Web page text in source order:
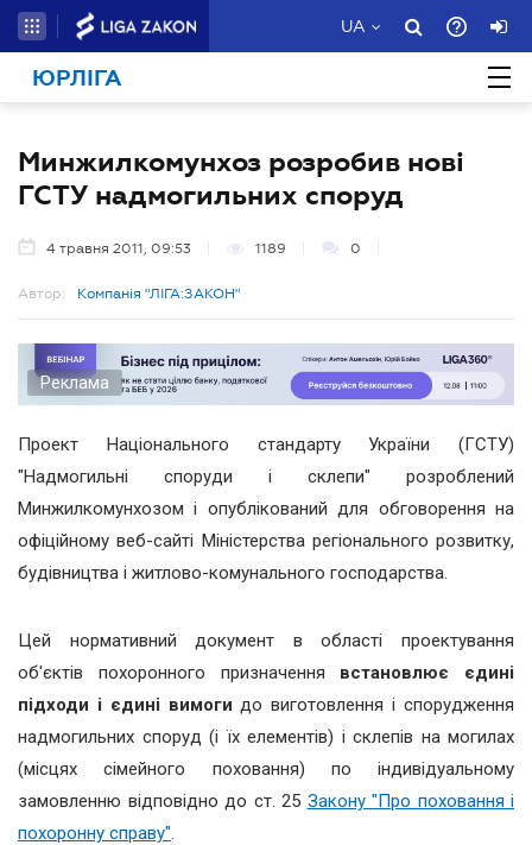
UA
ЮРЛІГА
Минжилкомунхоз розробив нові
ГСТУ надмогильних споруд
4 травня 2011, 09:53 1189 0
Автор: Компанія "ЛІГА:ЗАКОН"
Реклама
Проект Національного стандарту України (ГСТУ)
"Надмогильні споруди і склепи" розроблений
Минжилкомунхозом і опублікований для обговорення на
офіційному веб-сайті Міністерства регіонального розвитку,
будівництва і житлово-комунального господарства.
Цей нормативний документ в області проектування
об'єктів похоронного призначення встановлює єдині
підходи і єдині вимоги до виготовлення і спорудження
надмогильних споруд (і їх елементів) і склепів на могилах
(місцях сімейного поховання) по індивідуальному
замовленню відповідно до ст. 25 Закону "Про поховання і
похоронну справу".